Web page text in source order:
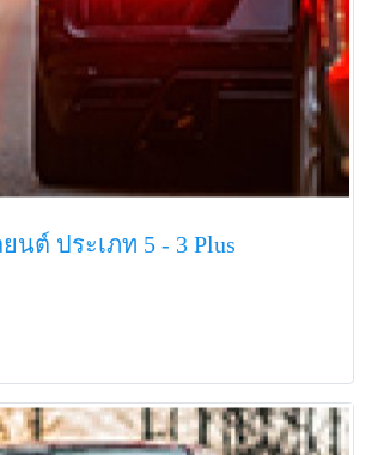
นต์ ประเภท 5 - 3 Plus